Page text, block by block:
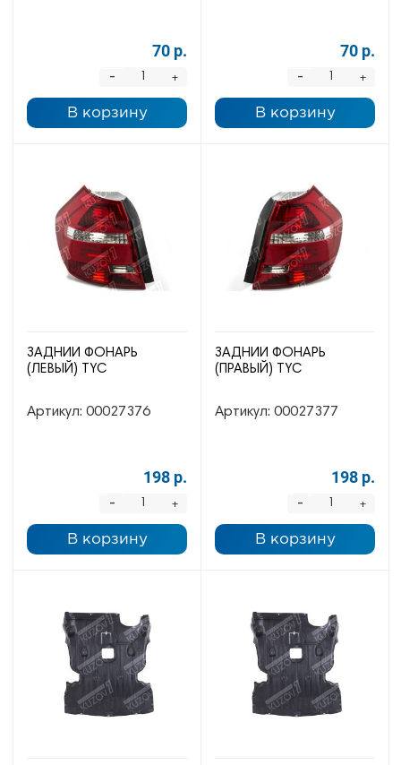
70 р.
+
-
В корзину
70 р.
+
-
В корзину
ЗАДНИЙ ФОНАРЬ
(ЛЕВЫЙ) TYC
Артикул: 00027376
198 р.
+
-
В корзину
ЗАДНИЙ ФОНАРЬ
(ПРАВЫЙ) TYC
Артикул: 00027377
198 р.
+
-
В корзину